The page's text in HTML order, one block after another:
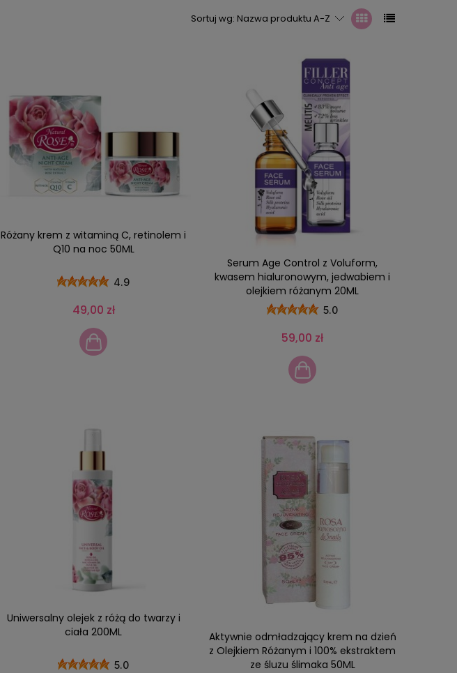
Sortuj wg: Nazwa produktu A-Z
Różany krem z witaminą C, retinolem i
Q10 na noc 50ML
4.9
49,00 zł
Serum Age Control z Voluform,
kwasem hialuronowym, jedwabiem i
olejkiem różanym 20ML
5.0
59,00 zł
Uniwersalny olejek z różą do twarzy i
ciała 200ML
5.0
Aktywnie odmładzający krem na dzień
z Olejkiem Różanym i 100% ekstraktem
ze śluzu ślimaka 50ML